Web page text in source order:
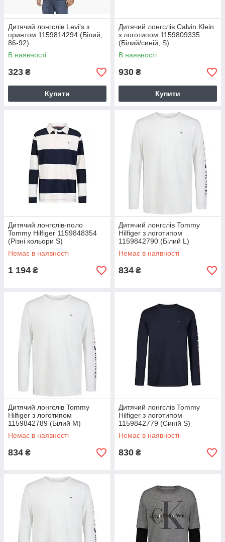
Дитячий лонгслів Levi's з
принтом 1159814294 (Білий,
86-92)
В наявності
323 ₴
Купити
Дитячий лонгслів Calvin Klein
з логотипом 1159809335
(Білий/синій, S)
В наявності
930 ₴
Купити
Дитячий лонгслів-поло
Tommy Hilfiger 1159848354
(Різні кольори S)
Немає в наявності
1 194 ₴
Дитячий лонгслів Tommy
Hilfiger з логотипом
1159842790 (Білий L)
Немає в наявності
834 ₴
Дитячий лонгслів Tommy
Hilfiger з логотипом
1159842789 (Білий M)
Немає в наявності
834 ₴
Дитячий лонгслів Tommy
Hilfiger з логотипом
1159842779 (Синій S)
Немає в наявності
830 ₴